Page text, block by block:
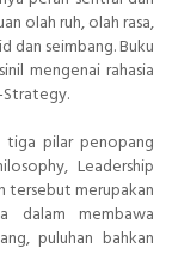
olah ruh, olah rasa,
dan seimbang. Buku
mengenai rahasia
Strategy.
tiga pilar penopang
Leadership
tersebut merupakan
dalam membawa
puluhan bahkan